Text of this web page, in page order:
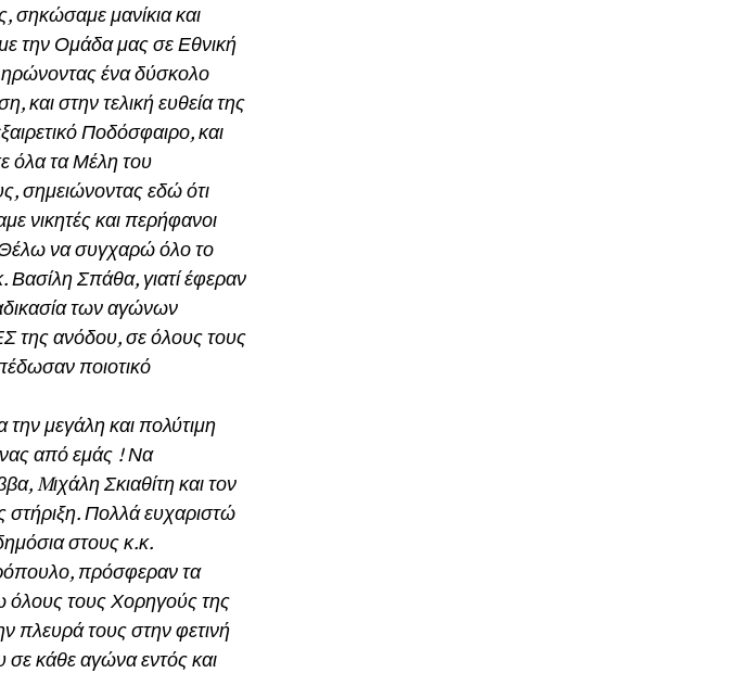
σηκώσαμε μανίκια και
την Ομάδα μας σε Εθνική
ένα δύσκολο
και στην τελική ευθεία της
Ποδόσφαιρο, και
όλα τα Μέλη του
σημειώνοντας εδώ ότι
νικητές και περήφανοι
Θέλω να συγχαρώ όλο το
Βασίλη Σπάθα, γιατί έφεραν
των αγώνων
ανόδου, σε όλους τους
ποιοτικό
μεγάλη και πολύτιμη
από εμάς ! Να
Mιχάλη Σκιαθίτη και τον
στήριξη. Πολλά ευχαριστώ
στους κ.κ.
πρόσφεραν τα
όλους τους Χορηγούς της
πλευρά τους στην φετινή
σε κάθε αγώνα εντός και